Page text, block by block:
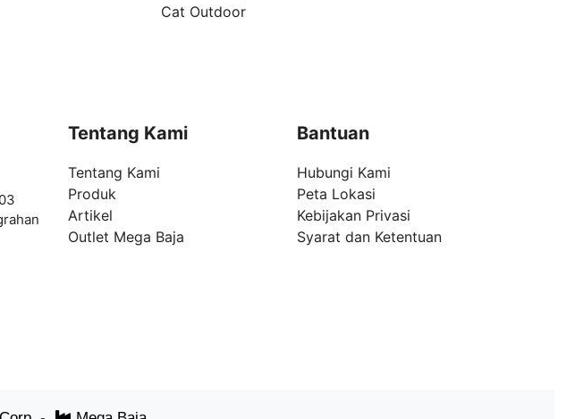
Cat Outdoor
Tentang Kami
Tentang Kami
Produk
Artikel
Outlet Mega Baja
Bantuan
Hubungi Kami
Peta Lokasi
Kebijakan Privasi
Syarat dan Ketentuan